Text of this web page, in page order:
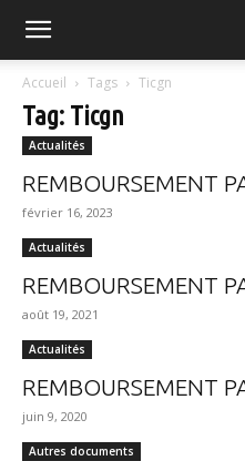
FGVB
Accueil Tags Ticgn
Tag: Ticgn
Actualités
REMBOURSEMENT
février 16, 2023
Actualités
REMBOURSEMENT
août 19, 2021
Actualités
REMBOURSEMENT
juin 9, 2020
Autres documents